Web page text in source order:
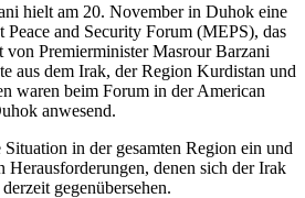
hielt am 20. November in Duhok eine
Peace and Security Forum (MEPS), das
von Premierminister Masrour Barzani
aus dem Irak, der Region Kurdistan und
waren beim Forum in der American
anwesend.
in der gesamten Region ein und
Herausforderungen, denen sich der Irak
gegenübersehen.